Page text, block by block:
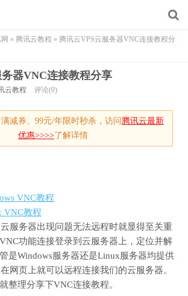
» 腾讯云教程 » 腾讯云VPS云服务器VNC连接教程分
器VNC连接教程分享
云教程 评论(0)
减券、99元/年限时秒杀，访问 腾讯云最新
优惠>>>>了解详情
VNC教程
VNC教程
服务器出现问题无法远程时就显得至关重
功能连接登录到云服务器上，定位并解
是Windows服务器还是Linux服务器均提供
网页上就可以远程连接我们的云服务器。
就整理分享下VNC连接教程。